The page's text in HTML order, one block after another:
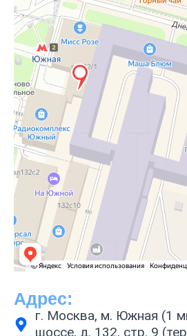
Адрес:
г. Москва, м. Южная (1
шоссе, д. 132, стр. 9